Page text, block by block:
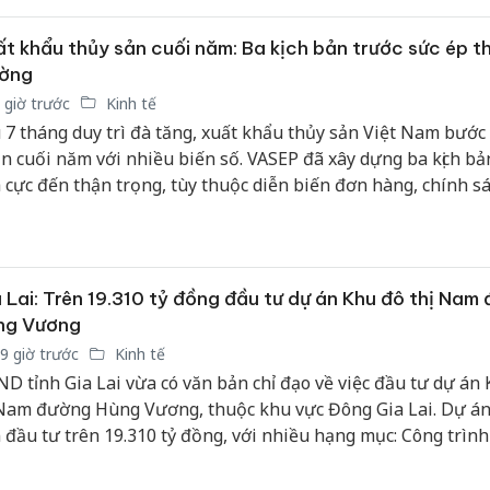
khẩu thủy sản cuối năm: Ba kịch bản trước sức ép
giờ trước Kinh tế
7 tháng duy trì đà tăng, xuất khẩu thủy sản Việt Nam bước
cuối năm với nhiều biến số. VASEP đã xây dựng ba kịch
đến thận trọng, tùy thuộc diễn biến đơn hàng, chính
Lai: Trên 19.310 tỷ đồng đầu tư dự án Khu đô thị Nam
Vương
giờ trước Kinh tế
tỉnh Gia Lai vừa có văn bản chỉ đạo về việc đầu tư dự án
đường Hùng Vương, thuộc khu vực Đông Gia Lai. Dự
đầu tư trên 19.310 tỷ đồng, với nhiều hạng mục: Công